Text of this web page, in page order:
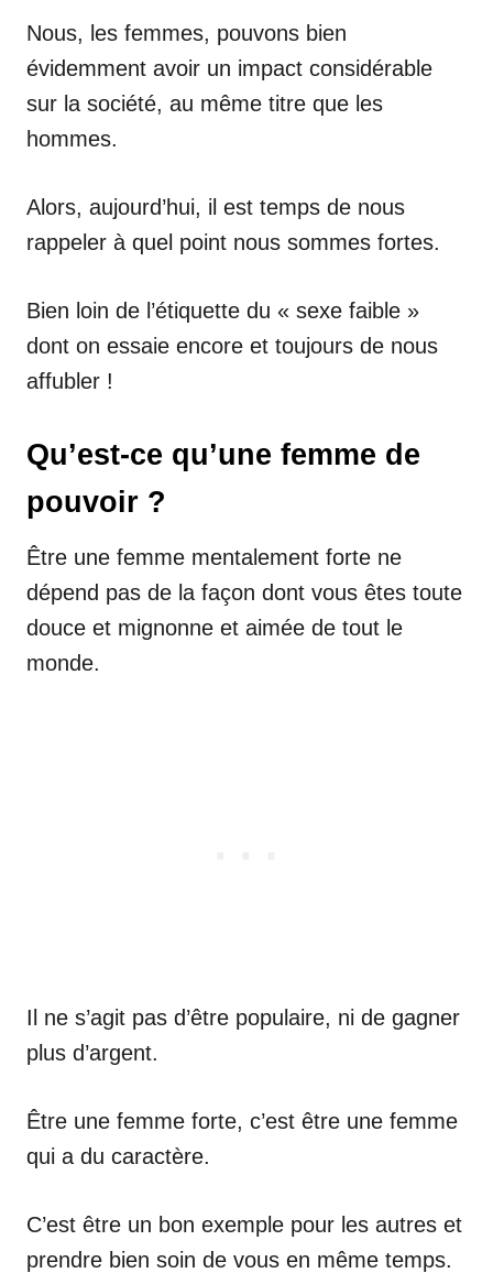
Nous, les femmes, pouvons bien
évidemment avoir un impact considérable
sur la société, au même titre que les
hommes.
Alors, aujourd’hui, il est temps de nous
rappeler à quel point nous sommes fortes.
Bien loin de l’étiquette du « sexe faible »
dont on essaie encore et toujours de nous
affubler !
Qu’est-ce qu’une femme de
pouvoir ?
Être une femme mentalement forte ne
dépend pas de la façon dont vous êtes toute
douce et mignonne et aimée de tout le
monde.
Il ne s’agit pas d’être populaire, ni de gagner
plus d’argent.
Être une femme forte, c’est être une femme
qui a du caractère.
C’est être un bon exemple pour les autres et
prendre bien soin de vous en même temps.